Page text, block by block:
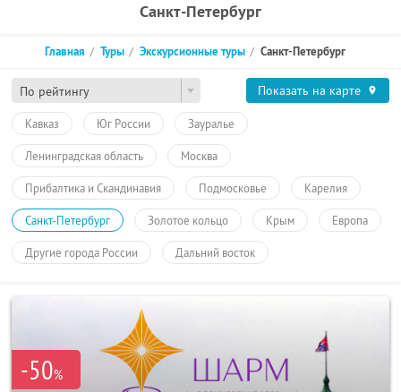
Санкт-Петербург
По рейтингу
Главная Туры Экскурсионные туры Санкт-Петербург
Показать на карте
Кавказ Юг России Зауралье
Ленинградская область Москва
Прибалтика и Скандинавия Подмосковье Карелия
Санкт-Петербург Золотое кольцо Крым Европа
Другие города России Дальний восток
-50%